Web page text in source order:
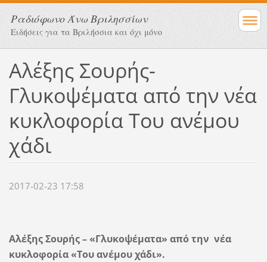
Ραδιόφωνο Άνω Βριλησσίων
Ειδήσεις για τα Βριλήσσια και όχι μόνο
Αλέξης Σουρής-
Γλυκοψέματα από την νέα
κυκλοφορία Του ανέμου
χάδι
2017-02-23 17:58
Αλέξης Σουρής – «Γλυκοψέματα» από την νέα
κυκλοφορία «Του ανέμου χάδι».